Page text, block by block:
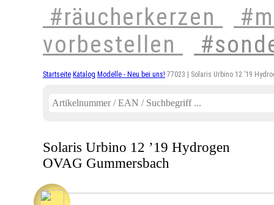
#räucherkerzen
vorbestellen
Startseite Katalog Modelle - Neu bei uns! 77023 | Solaris Urbino 12 ’19
Solaris Urbino 12 ’19 Hydrogen
OVAG Gummersbach